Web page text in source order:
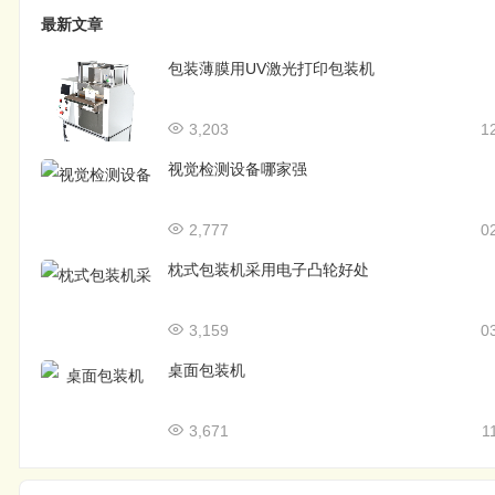
最新文章
包装薄膜用UV激光打印包装机
3,203
视觉检测设备哪家强
2,777
枕式包装机采用电子凸轮好处
3,159
桌面包装机
3,671